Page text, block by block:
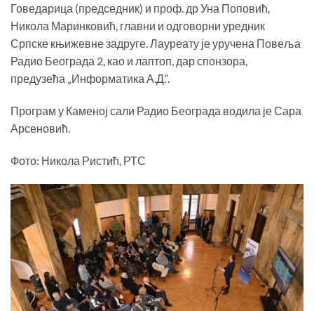
Говедарица (председник) и проф. др Уна Поповић,
Никола Маринковић, главни и одговорни уредник
Српске књижевне задруге. Лауреату је уручена Повеља
Радио Београда 2, као и лаптоп, дар спонзора,
предузећа „Информатика А.Д.“.
Програм у Каменој сали Радио Београда водила је Сара
Арсеновић.
Фото: Никола Ристић, РТС